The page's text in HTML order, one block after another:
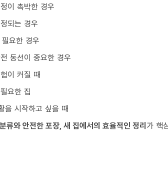
이 촉박한 경우
되는 경우
요한 경우
동선이 중요한 경우
이 커질 때
요한 집
을 시작하고 싶을 때
류와 안전한 포장, 새 집에서의 효율적인 정리가 핵